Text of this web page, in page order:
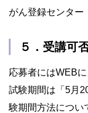
がん登録センタ
５．受講可
応募者にはWEB
試験期間は「5月
験期間方法につい